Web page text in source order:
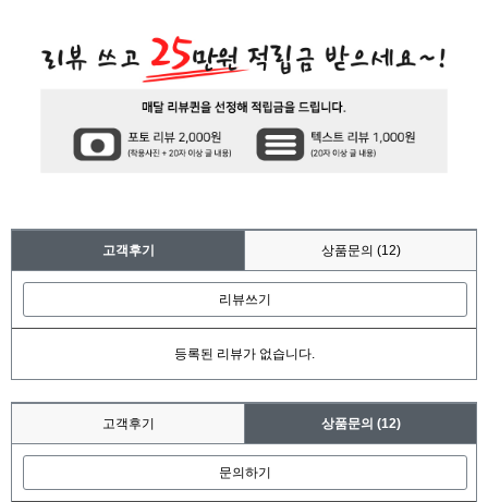
고객후기 상품문의 (12)
리뷰쓰기
등록된 리뷰가 없습니다.
고객후기 상품문의 (12)
문의하기